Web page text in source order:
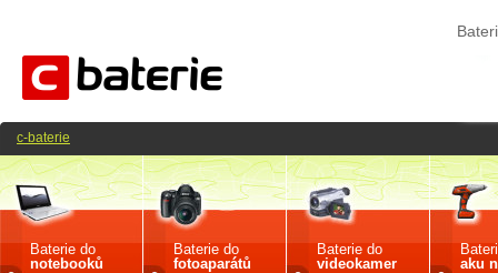
Baterie do
notebooků
Baterie do
fotoaparátů
Baterie do
videokamer
aku
c-baterie